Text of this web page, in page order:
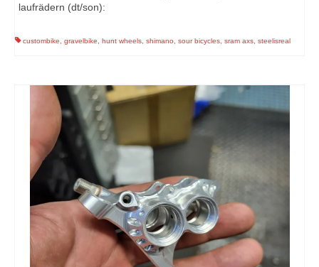
laufrädern (dt/son):
custombike gravelbike hunt wheels shimano sour bicycles sram axs steelisreal